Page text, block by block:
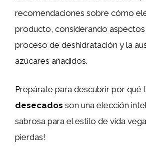
recomendaciones sobre cómo
producto, considerando
proceso de deshidratación y la
azúcares añadidos.
Prepárate para descubrir por qué
desecados son una elección
sabrosa para el estilo de vida
pierdas!